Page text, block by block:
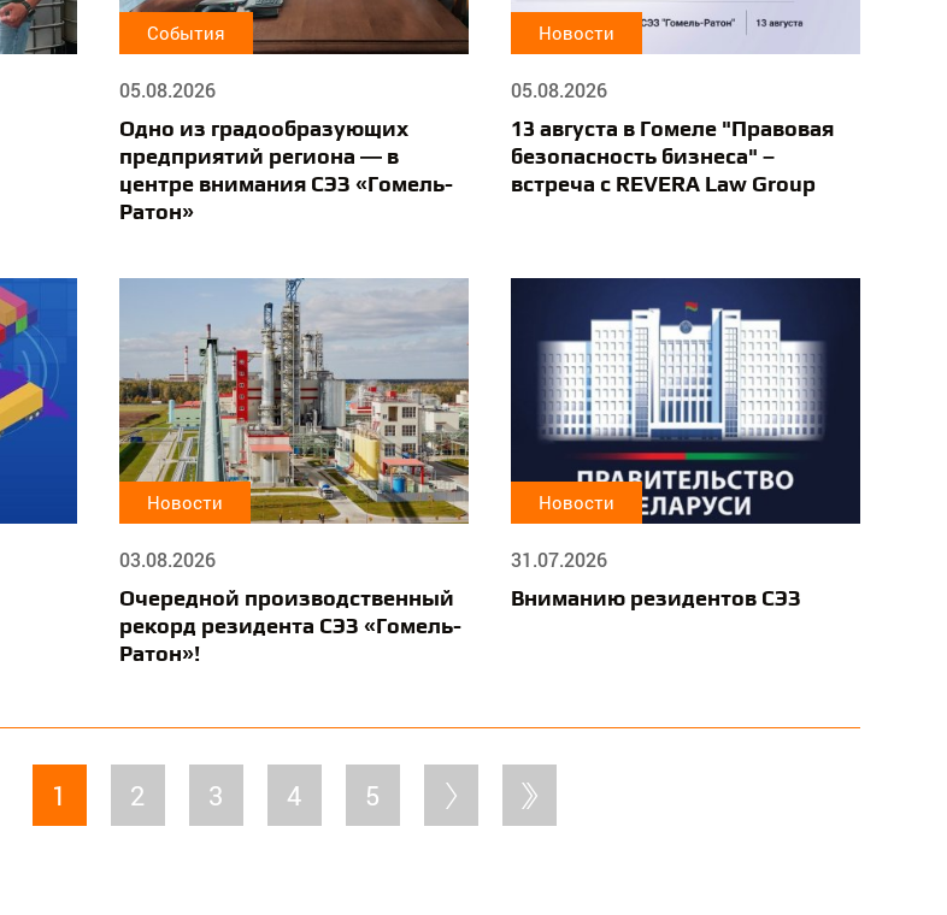
События
05.08.2026
Одно из градообразующих
предприятий региона — в
центре внимания СЭЗ «Гомель-
Ратон»
Новости
05.08.2026
13 августа в Гомеле "Правовая
безопасность бизнеса" –
встреча с REVERA Law Group
Новости
03.08.2026
Очередной производственный
рекорд резидента СЭЗ «Гомель-
Ратон»!
Новости
31.07.2026
Вниманию резидентов СЭЗ
1 2 3 4 5